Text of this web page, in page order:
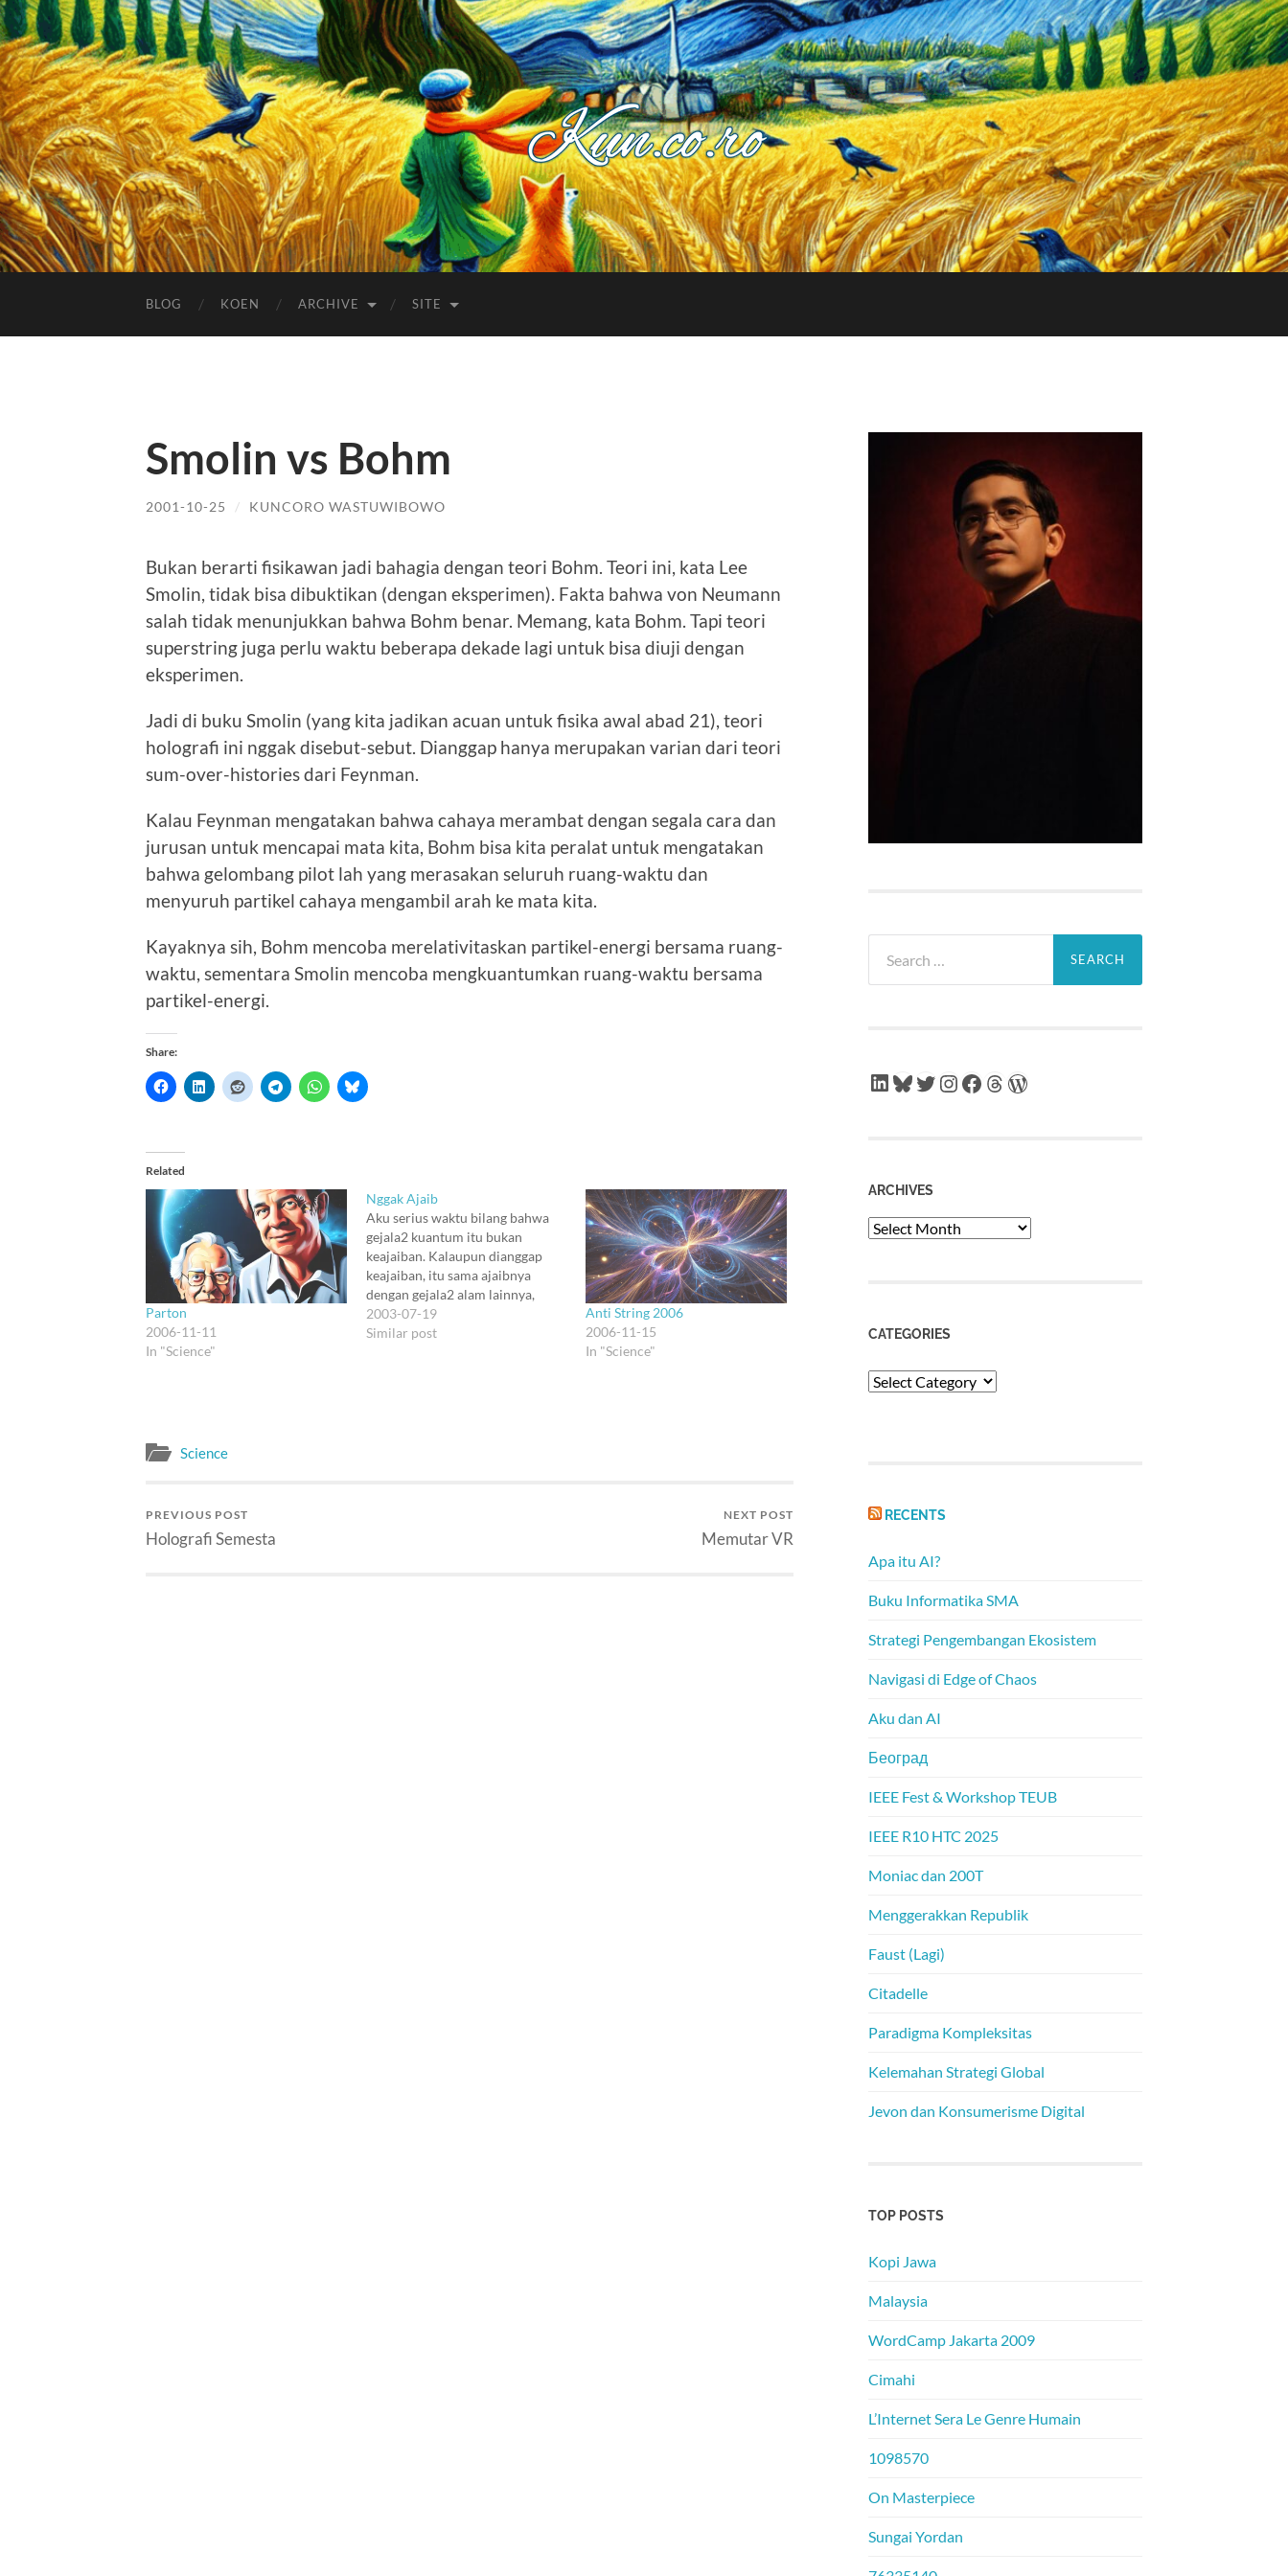
Kuncoro++
BLOG KOEN ARCHIVE SITE
Smolin vs Bohm
2001-10-25 / KUNCORO WASTUWIBOWO
Bukan berarti fisikawan jadi bahagia dengan teori Bohm. Teori ini, kata Lee
Smolin, tidak bisa dibuktikan (dengan eksperimen). Fakta bahwa von Neumann
salah tidak menunjukkan bahwa Bohm benar. Memang, kata Bohm. Tapi teori
superstring juga perlu waktu beberapa dekade lagi untuk bisa diuji dengan
eksperimen.
Jadi di buku Smolin (yang kita jadikan acuan untuk fisika awal abad 21), teori
holografi ini nggak disebut-sebut. Dianggap hanya merupakan varian dari teori
sum-over-histories dari Feynman.
Kalau Feynman mengatakan bahwa cahaya merambat dengan segala cara dan
jurusan untuk mencapai mata kita, Bohm bisa kita peralat untuk mengatakan
bahwa gelombang pilot lah yang merasakan seluruh ruang-waktu dan
menyuruh partikel cahaya mengambil arah ke mata kita.
Kayaknya sih, Bohm mencoba merelativitaskan partikel-energi bersama ruang-
waktu, sementara Smolin mencoba mengkuantumkan ruang-waktu bersama
partikel-energi.
Share:
Related
Parton
2006-11-11
In "Science"
Nggak Ajaib
Aku serius waktu bilang bahwa
gejala2 kuantum itu bukan
keajaiban. Kalaupun dianggap
keajaiban, itu sama ajaibnya
dengan gejala2 alam lainnya,
kayak warna langit yang biru itu.
Tapi Wheeler memang suka iseng
2003-07-19
Similar post
Anti String 2006
2006-11-15
In "Science"
Science
PREVIOUS POST
Holografi Semesta
NEXT POST
Memutar VR
for:
LinkedIn
Bluesky
Twitter
Instagram
Facebook
Threads
WordPress
ARCHIVES
Archives
CATEGORIES
Categories
RECENTS
Apa itu AI?
Buku Informatika SMA
Strategi Pengembangan Ekosistem
Navigasi di Edge of Chaos
Aku dan AI
Београд
IEEE Fest & Workshop TEUB
IEEE R10 HTC 2025
Moniac dan 200T
Menggerakkan Republik
Faust (Lagi)
Citadelle
Paradigma Kompleksitas
Kelemahan Strategi Global
Jevon dan Konsumerisme Digital
TOP POSTS
Kopi Jawa
Malaysia
WordCamp Jakarta 2009
Cimahi
L’Internet Sera Le Genre Humain
1098570
On Masterpiece
Sungai Yordan